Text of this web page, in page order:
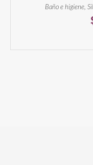
Baño e higiene,